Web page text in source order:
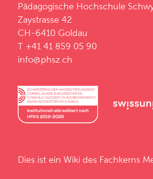
Pädagogische Hochschule
Zaystrasse 42
CH-6410 Goldau
T +41 41 859 05 90
info@phsz.ch
Dies ist ein Wiki des Fachkerns